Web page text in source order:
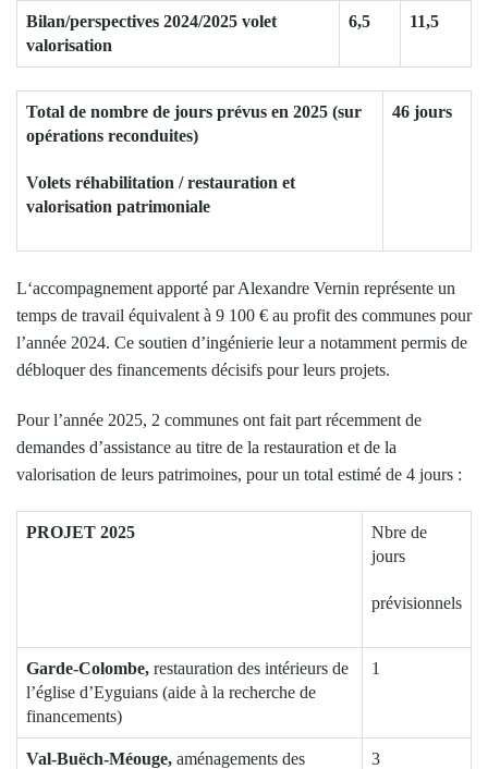
Bilan/perspectives 2024/2025 volet
valorisation
6,5 11,5
Total de nombre de jours prévus en 2025 (sur
opérations reconduites)
Volets réhabilitation / restauration et
valorisation patrimoniale
46 jours
L‘accompagnement apporté par Alexandre Vernin représente un
temps de travail équivalent à 9 100 € au profit des communes pour
l’année 2024. Ce soutien d’ingénierie leur a notamment permis de
débloquer des financements décisifs pour leurs projets.
Pour l’année 2025, 2 communes ont fait part récemment de
demandes d’assistance au titre de la restauration et de la
valorisation de leurs patrimoines, pour un total estimé de 4 jours :
PROJET 2025
Nbre de
jours
prévisionnels
Garde-Colombe, restauration des intérieurs de
l’église d’Eyguians (aide à la recherche de
financements)
1
Val-Buëch-Méouge, aménagements des
3